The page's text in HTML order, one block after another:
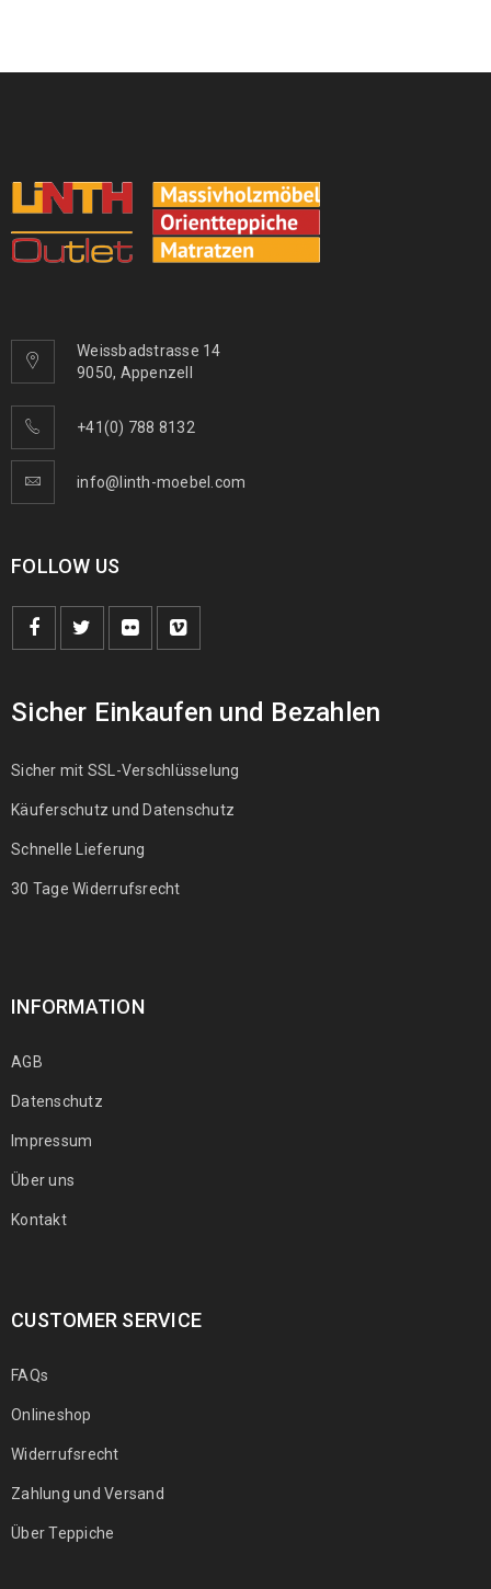
Weissbadstrasse 14
9050, Appenzell
+41(0) 788 8132
info@linth-moebel.com
FOLLOW US
Sicher Einkaufen und Bezahlen
Sicher mit SSL-Verschlüsselung
Käuferschutz und Datenschutz
Schnelle Lieferung
30 Tage Widerrufsrecht
INFORMATION
AGB
Datenschutz
Impressum
Über uns
Kontakt
CUSTOMER SERVICE
FAQs
Onlineshop
Widerrufsrecht
Zahlung und Versand
Über Teppiche